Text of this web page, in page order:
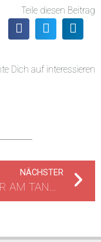
Teile diesen Beitrag
Dich auf interessieren
NÄCHSTER
FEUER AM TANKLAGER